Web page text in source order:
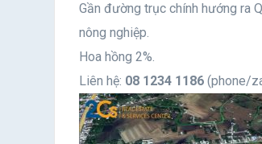
Gần đường trục chính hướng ra
nông nghiệp.
Hoa hồng 2%.
Liên hệ: 08 1234 1186 (phone/